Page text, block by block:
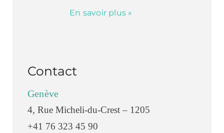
En savoir plus »
Contact
Genève
4, Rue Micheli-du-Crest – 1205
+41 76 323 45 90